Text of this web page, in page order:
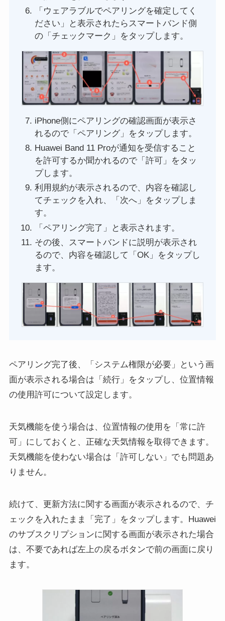
「ウェアラブルでペアリングを確定してく
ださい」と表示されたらスマートバンド側
の「チェックマーク」をタップします。
iPhone側にペアリングの確認画面が表示さ
れるので「ペアリング」をタップします。
Huawei Band 11 Proが通知を受信すること
を許可するか聞かれるので「許可」をタッ
プします。
利用規約が表示されるので、内容を確認し
てチェックを入れ、「次へ」をタップしま
す。
「ペアリング完了」と表示されます。
その後、スマートバンドに説明が表示され
るので、内容を確認して「OK」をタップし
ます。
ペアリング完了後、「システム権限が必要」という画
面が表示される場合は「続行」をタップし、位置情報
の使用許可について設定します。
天気機能を使う場合は、位置情報の使用を「常に許
可」にしておくと、正確な天気情報を取得できます。
天気機能を使わない場合は「許可しない」でも問題あ
りません。
続けて、更新方法に関する画面が表示されるので、チ
ェックを入れたまま「完了」をタップします。Huawei
のサブスクリプションに関する画面が表示された場合
は、不要であれば左上の戻るボタンで前の画面に戻り
ます。